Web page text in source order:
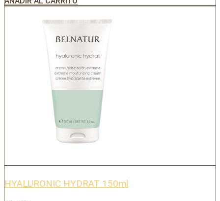
HYALURONIC HYDRAT 150ml